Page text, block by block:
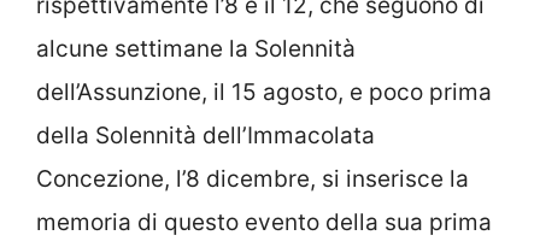
rispettivamente l’8 e il 12, che seguono di
alcune settimane la Solennità
dell’Assunzione, il 15 agosto, e poco prima
della Solennità dell’Immacolata
Concezione, l’8 dicembre, si inserisce la
memoria di questo evento della sua prima